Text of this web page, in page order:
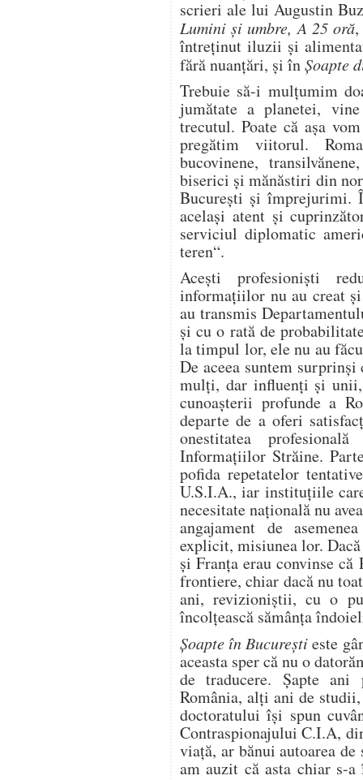
scrieri ale lui Augustin
Lumini şi umbre, A 25 oră,
întreţinut iluzii şi
fără nuanţări, şi înŞoapte
Trebuie să-i mulţumim
jumătate a planetei,
trecutul. Poate că aşa
pregătim viitorul.
bucovinene,
biserici şi mănăstiri din
Bucureşti şi împrejurimi.
acelaşi atent şi
serviciul diplomatic
teren“.
Aceşti profesionişti
informaţiilor nu au creat
au transmis
şi cu o rată de
la timpul lor, ele nu au
De aceea suntem
mulţi, dar influenţi şi
cunoaşterii profunde a
departe de a oferi
onestitatea
Informaţiilor Străine.
pofida repetatelor
U.S.I.A., iar instituţiile
necesitate naţională nu
angajament de
explicit, misiunea lor.
şi Franţa erau convinse
frontiere, chiar dacă nu
ani, revizioniştii, cu o
încolţească sămânţa
Şoapte în Bucureştieste
aceasta sper că nu o
de traducere. Şapte
România, alţi ani de
doctoratului îşi spun
Contraspionajului C.I.A,
viaţă, ar bănui autoarea
am auzit că asta chiar s-